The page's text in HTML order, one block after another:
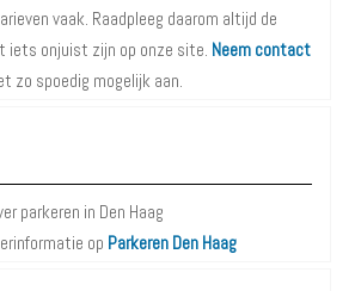
vaak. Raadpleeg daarom altijd de
iets onjuist zijn op onze site. Neem contact
zo spoedig mogelijk aan.
parkeren in Den Haag
op Parkeren Den Haag